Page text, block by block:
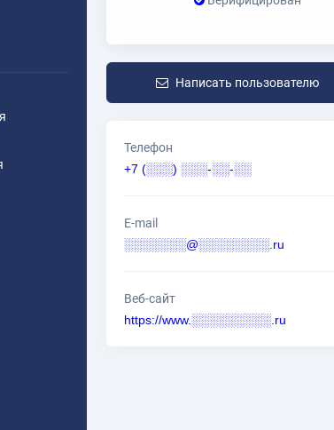
Написать пользователю
Телефон
+7 (░░░) ░░░-░░-░░
E-mail
░░░░░░░@░░░░░░░░.ru
Веб-сайт
https://www.░░░░░░░░░.ru